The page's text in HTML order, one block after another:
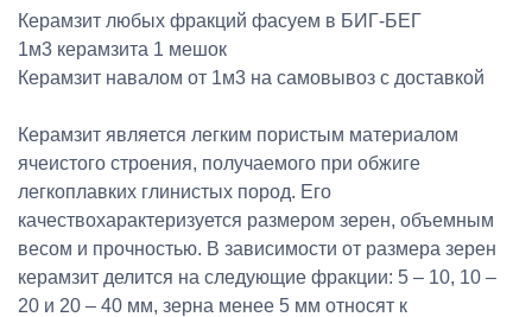
Керамзит любых фракций фасуем в БИГ-БЕГ
1м3 керамзита 1 мешок
Керамзит навалом от 1м3 на самовывоз с доставкой
Керамзит является легким пористым материалом
ячеистого строения, получаемого при обжиге
легкоплавких глинистых пород. Его
качествохарактеризуется размером зерен, объемным
весом и прочностью. В зависимости от размера зерен
керамзит делится на следующие фракции: 5 – 10, 10 –
20 и 20 – 40 мм, зерна менее 5 мм относят к